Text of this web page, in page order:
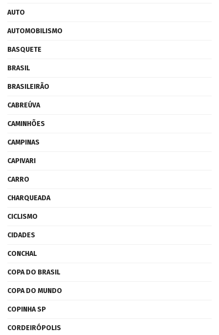
AUTO
AUTOMOBILISMO
BASQUETE
BRASIL
BRASILEIRÃO
CABREÚVA
CAMINHÕES
CAMPINAS
CAPIVARI
CARRO
CHARQUEADA
CICLISMO
CIDADES
CONCHAL
COPA DO BRASIL
COPA DO MUNDO
COPINHA SP
CORDEIRÓPOLIS